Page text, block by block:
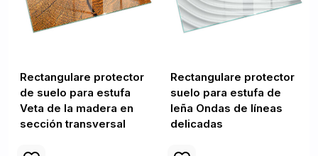
Rectangulare protector
de suelo para estufa
Veta de la madera en
sección transversal
Rectangulare protector
suelo para estufa de
leña Ondas de líneas
delicadas